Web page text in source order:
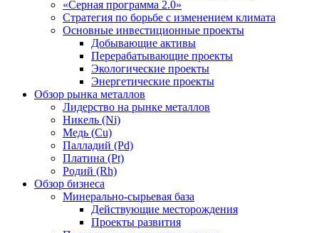
«Серная программа 2.0»
Стратегия по борьбе с изменением климата
Основные инвестиционные проекты
Добывающие активы
Перерабатывающие проекты
Экологические проекты
Энергетические проекты
Обзор рынка металлов
Лидерство на рынке металлов
Никель (Ni)
Медь (Cu)
Палладий (Pd)
Платина (Pt)
Родий (Rh)
Обзор бизнеса
Минерально-сырьевая база
Действующие месторождения
Проекты развития